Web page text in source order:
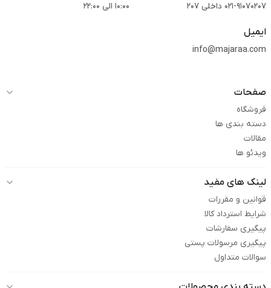
021-91070207 داخلی 207 10:00 الی 22:00
ایمیل
info@majaraa.com
صفحات
فروشگاه
دسته بندی ها
مقالات
ویدئو ها
لینک های مفید
قوانین و مقررات
شرایط استرداد کالا
پیگیری سفارشات
پیگیری مرسولات پستی
سوالات متداول